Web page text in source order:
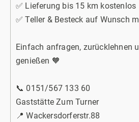
✅ Lieferung bis 15 km kostenlos
✅ Teller & Besteck auf Wunsch
Einfach anfragen, zurücklehnen
genießen 🧡
📞 0151/567 133 60
Gaststätte Zum Turner
📍 Wackersdorferstr.88